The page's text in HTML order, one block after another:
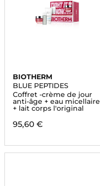
BIOTHERM
BLUE PEPTIDES
Coffret -crème de jour
anti-âge + eau micellaire
+ lait corps l'original
95,60 €